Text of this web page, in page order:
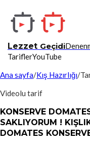
Lezzet Geçidi
TariflerYouTube
Ana sayfa/Kış Hazırlığı/
Videolu tarif
KONSERVE
SAKLIYORUM !
DOMATES